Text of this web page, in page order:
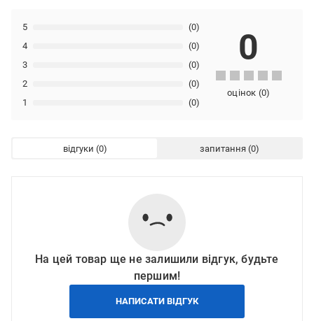
1 (0)
2 (0)
3 (0)
4 (0)
5 (0)
0
оцінок (0)
відгуки запитання
На цей товар ще не залишили відгук, будьте
першим!
НАПИСАТИ ВІДГУК